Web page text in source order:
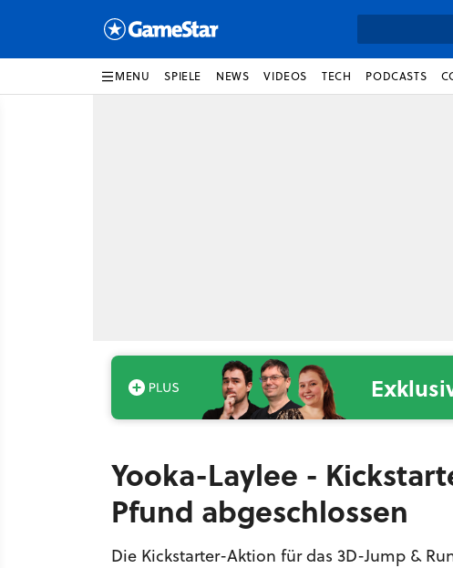
MENU SPIELE NEWS VIDEOS TECH PODCASTS
Yooka-Laylee -
Pfund abgeschlossen
Die Kickstarter-Aktion für das 3D-Jump &